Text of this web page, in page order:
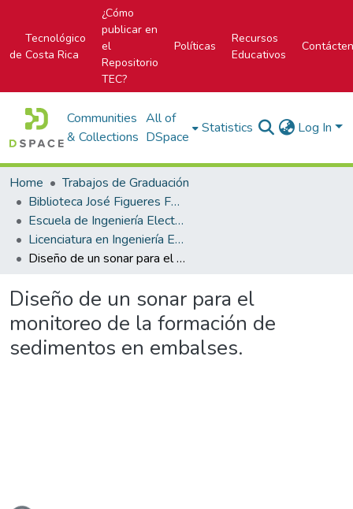
Tecnológico
de Costa Rica
¿Cómo
publicar en
el
Repositorio
TEC?
Políticas
Recursos
Educativos
Communities
& Collections
All of
DSpace
Statistics Log In
Home
Trabajos de Graduación
Biblioteca José Figueres Ferrer
Escuela de Ingeniería Electrónica
Licenciatura en Ingeniería Electrónica
Diseño de un sonar para el monitoreo de la formación de sedimentos en embalses.
Diseño de un sonar para el
monitoreo de la formación de
sedimentos en embalses.